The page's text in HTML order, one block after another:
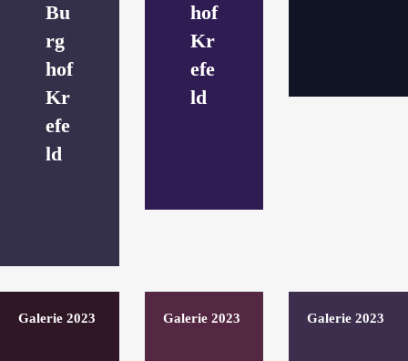
Bu
rg
hof
Kr
efe
ld
hof
Kr
efe
ld
Galerie 2023 Galerie 2023 Galerie 2023